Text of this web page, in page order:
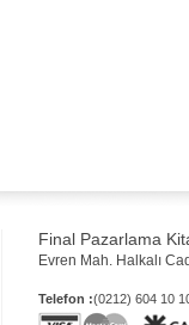
Final Pazarlama
Evren Mah. Halkalı
Telefon :(0212) 604 10